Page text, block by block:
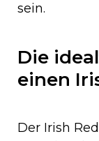
sein.
Die
einen
Der Irish